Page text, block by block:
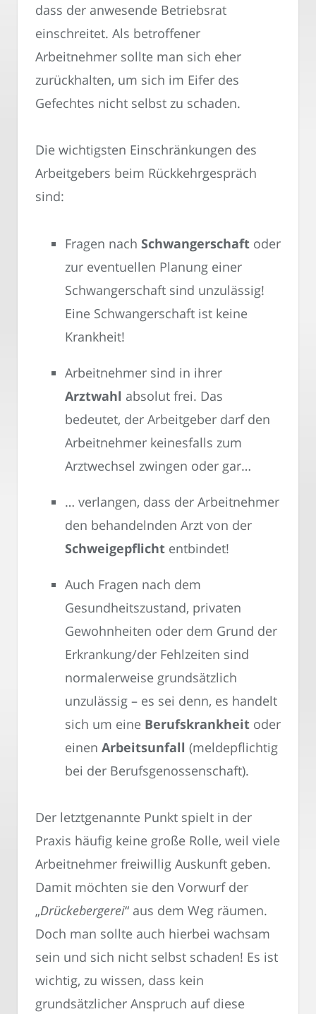
dass der anwesende Betriebsrat
einschreitet. Als betroffener
Arbeitnehmer sollte man sich eher
zurückhalten, um sich im Eifer des
Gefechtes nicht selbst zu schaden.
Die wichtigsten Einschränkungen des
Arbeitgebers beim Rückkehrgespräch
sind:
Fragen nach Schwangerschaft oder
zur eventuellen Planung einer
Schwangerschaft sind unzulässig!
Eine Schwangerschaft ist keine
Krankheit!
Arbeitnehmer sind in ihrer
Arztwahl absolut frei. Das
bedeutet, der Arbeitgeber darf den
Arbeitnehmer keinesfalls zum
Arztwechsel zwingen oder gar…
… verlangen, dass der Arbeitnehmer
den behandelnden Arzt von der
Schweigepflicht entbindet!
Auch Fragen nach dem
Gesundheitszustand, privaten
Gewohnheiten oder dem Grund der
Erkrankung/der Fehlzeiten sind
normalerweise grundsätzlich
unzulässig – es sei denn, es handelt
sich um eine Berufskrankheit oder
einen Arbeitsunfall (meldepflichtig
bei der Berufsgenossenschaft).
Der letztgenannte Punkt spielt in der
Praxis häufig keine große Rolle, weil viele
Arbeitnehmer freiwillig Auskunft geben.
Damit möchten sie den Vorwurf der
„Drückebergerei“ aus dem Weg räumen.
Doch man sollte auch hierbei wachsam
sein und sich nicht selbst schaden! Es ist
wichtig, zu wissen, dass kein
grundsätzlicher Anspruch auf diese